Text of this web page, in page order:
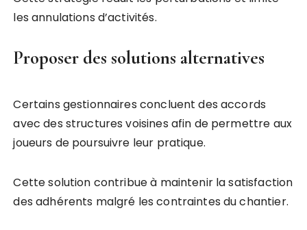
les annulations d’activités.
Proposer des solutions alternatives
Certains gestionnaires concluent des accords
avec des structures voisines afin de permettre aux
joueurs de poursuivre leur pratique.
Cette solution contribue à maintenir la satisfaction
des adhérents malgré les contraintes du chantier.